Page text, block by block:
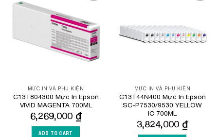
MỰC IN VÀ PHỤ KIỆN
C13T804300 Mực In Epson
VIVID MAGENTA 700ML
6,269,000 ₫
ADD TO CART
MỰC IN VÀ PHỤ KIỆN
C13T44N400 Mực In Epson
SC-P7530/9530 YELLOW
IC 700ML
3,824,000 ₫